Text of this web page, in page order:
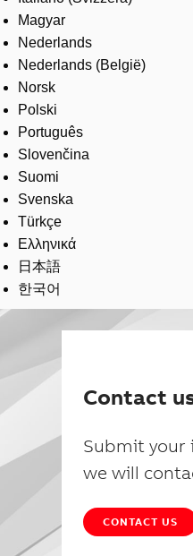
Magyar
Nederlands
Nederlands (België)
Norsk
Polski
Português
Slovenčina
Suomi
Svenska
Türkçe
Ελληνικά
日本語
한국어
Contact
Submit your
we will
CONTACT US